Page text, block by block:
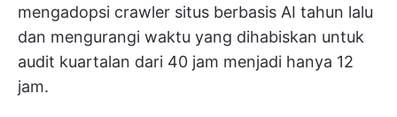
mengadopsi crawler situs berbasis AI tahun lalu
dan mengurangi waktu yang dihabiskan untuk
audit kuartalan dari 40 jam menjadi hanya 12
jam.